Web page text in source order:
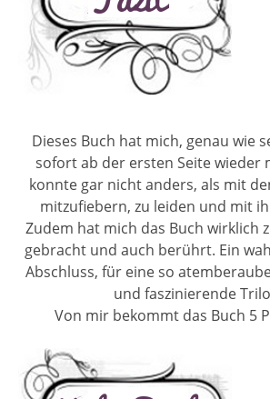
Dieses Buch hat mich, genau wie
sofort ab der ersten Seite wieder
konnte gar nicht anders, als mit
mitzufiebern, zu leiden und mit
Zudem hat mich das Buch wirklich
gebracht und auch berührt. Ein
Abschluss, für eine so
und faszinierende
Von mir bekommt das Buch 5